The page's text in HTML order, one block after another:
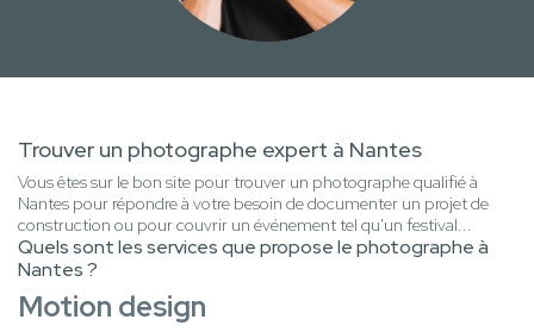
Trouver un photographe expert à Nantes
Vous êtes sur le bon site pour trouver un photographe qualifié à
Nantes pour répondre à votre besoin de documenter un projet de
construction ou pour couvrir un événement tel qu'un festival...
Quels sont les services que propose le photographe à
Nantes ?
Motion design